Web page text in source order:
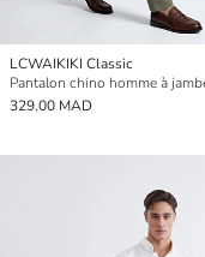
LCWAIKIKI Classic
329.00 MAD